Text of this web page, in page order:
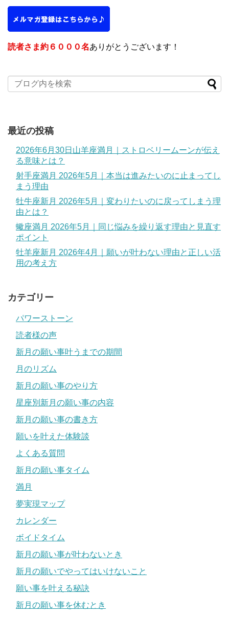
読者さま約６０００名ありがとうございます！
最近の投稿
2026年6月30日山羊座満月｜ストロベリームーンが伝え
る意味とは？
射手座満月 2026年5月｜本当は進みたいのに止まってし
まう理由
牡牛座新月 2026年5月｜変わりたいのに戻ってしまう理
由とは？
蠍座満月 2026年5月｜同じ悩みを繰り返す理由と見直す
ポイント
牡羊座新月 2026年4月｜願いが叶わない理由と正しい活
用の考え方
カテゴリー
パワーストーン
読者様の声
新月の願い事叶うまでの期間
月のリズム
新月の願い事のやり方
星座別新月の願い事の内容
新月の願い事の書き方
願いを叶えた体験談
よくある質問
新月の願い事タイム
満月
夢実現マップ
カレンダー
ボイドタイム
新月の願い事が叶わないとき
新月の願いでやってはいけないこと
願い事を叶える秘訣
新月の願い事を休むとき